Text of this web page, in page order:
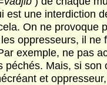
est une interdiction
On ne provoque
oppresseurs, il ne
exemple, ne pas
péchés. Mais, si son
et